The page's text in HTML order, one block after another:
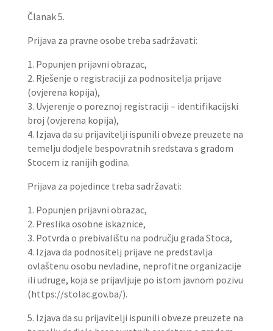
Članak 5.
Prijava za pravne osobe treba sadržavati:
1. Popunjen prijavni obrazac,
2. Rješenje o registraciji za podnositelja prijave
(ovjerena kopija),
3. Uvjerenje o poreznoj registraciji – identifikacijski
broj (ovjerena kopija),
4. Izjava da su prijavitelji ispunili obveze preuzete na
temelju dodjele bespovratnih sredstava s gradom
Stocem iz ranijih godina.
Prijava za pojedince treba sadržavati:
1. Popunjen prijavni obrazac,
2. Preslika osobne iskaznice,
3. Potvrda o prebivalištu na području grada Stoca,
4. Izjava da podnositelj prijave ne predstavlja
ovlaštenu osobu nevladine, neprofitne organizacije
ili udruge, koja se prijavljuje po istom javnom pozivu
(https://stolac.gov.ba/).
5. Izjava da su prijavitelji ispunili obveze preuzete na